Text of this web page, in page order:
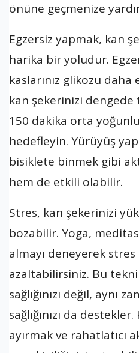
önüne geçmenize
Egzersiz yapmak, kan
harika bir yoludur.
kaslarınız glikozu
kan şekerinizi
150 dakika orta
hedefleyin. Yürüyüş
bisiklete binmek gibi
hem de etkili olabilir.
Stres, kan şekerinizi
bozabilir. Yoga,
almayı deneyerek stres
azaltabilirsiniz. Bu
sağlığınızı değil, aynı
sağlığınızı da
ayırmak ve rahatlatıcı